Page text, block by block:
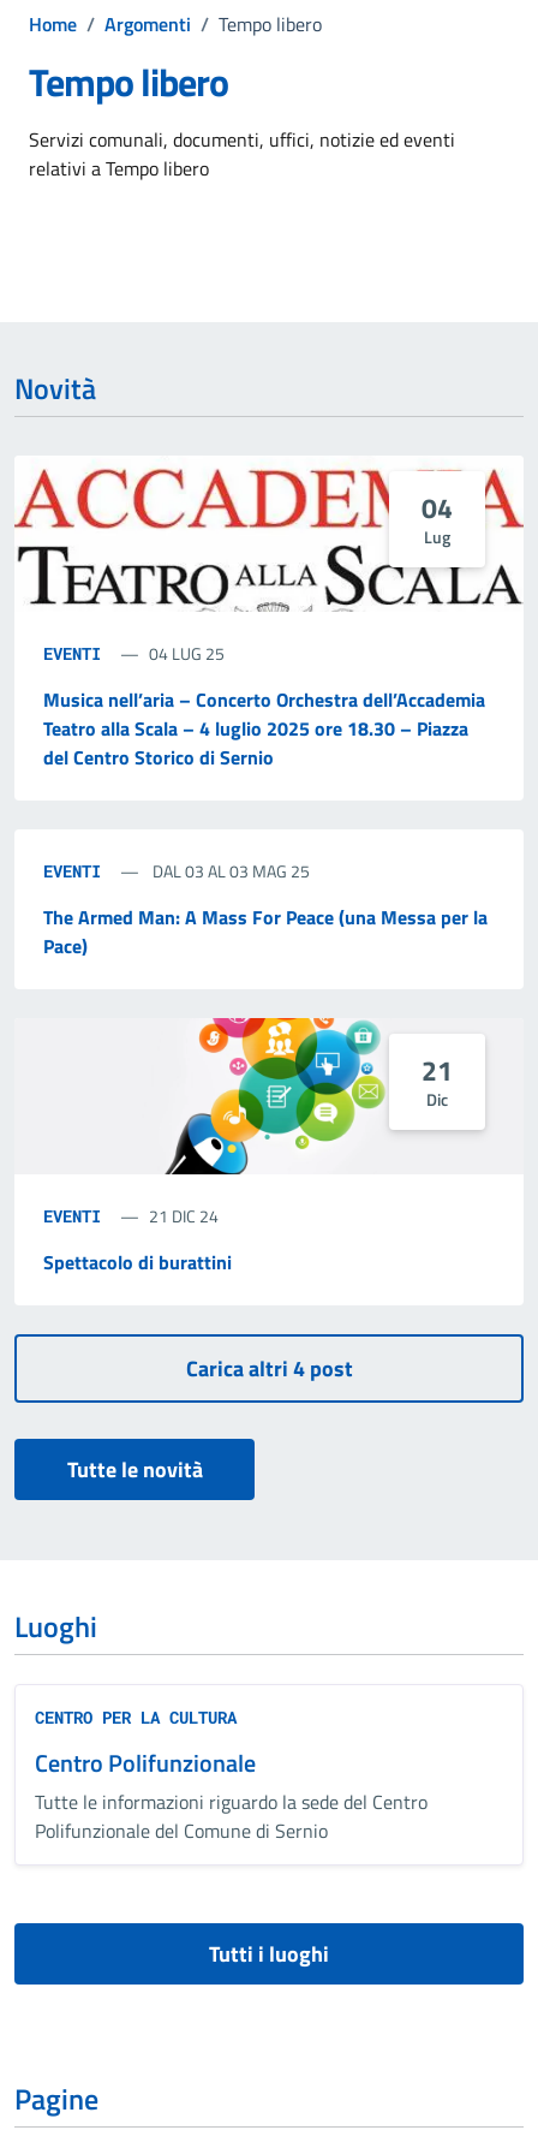
Home / Argomenti / Tempo libero
Tempo libero
Dettagli dell'argomento
Servizi comunali, documenti, uffici, notizie ed eventi
relativi a Tempo libero
Novità
04
Lug
EVENTI 04 LUG 25
Musica nell’aria – Concerto Orchestra dell’Accademia
Teatro alla Scala – 4 luglio 2025 ore 18.30 – Piazza
del Centro Storico di Sernio
EVENTI DAL 03 AL 03 MAG 25
The Armed Man: A Mass For Peace (una Messa per la
Pace)
21
Dic
EVENTI 21 DIC 24
Spettacolo di burattini
Tutte le novità
Luoghi
CENTRO PER LA CULTURA
Centro Polifunzionale
Tutte le informazioni riguardo la sede del Centro
Polifunzionale del Comune di Sernio
Tutti i luoghi
Pagine